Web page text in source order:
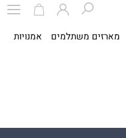
מארזים משתלמים אמנויות